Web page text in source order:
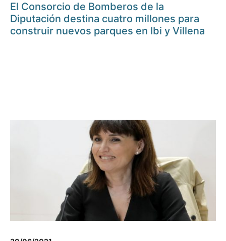
El Consorcio de Bomberos de la
Diputación destina cuatro millones para
construir nuevos parques en Ibi y Villena